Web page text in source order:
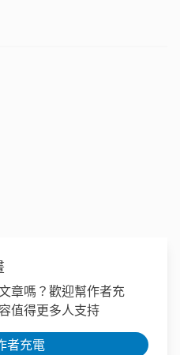
章嗎？歡迎幫作者充
值得更多人支持
者充電